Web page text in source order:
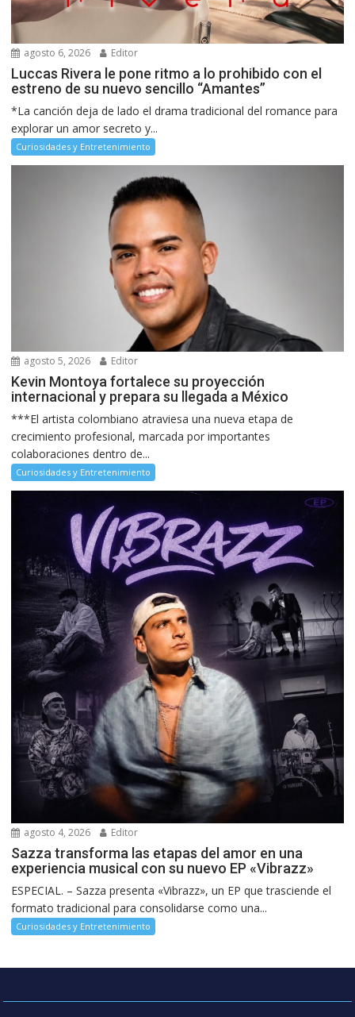
agosto 6, 2026 Editor
Luccas Rivera le pone ritmo a lo prohibido con el
estreno de su nuevo sencillo “Amantes”
*La canción deja de lado el drama tradicional del romance para
explorar un amor secreto y...
Curiosidades y Entretenimiento
agosto 5, 2026 Editor
Kevin Montoya fortalece su proyección
internacional y prepara su llegada a México
***El artista colombiano atraviesa una nueva etapa de
crecimiento profesional, marcada por importantes
colaboraciones dentro de...
Curiosidades y Entretenimiento
agosto 4, 2026 Editor
Sazza transforma las etapas del amor en una
experiencia musical con su nuevo EP «Vibrazz»
ESPECIAL. – Sazza presenta «Vibrazz», un EP que trasciende el
formato tradicional para consolidarse como una...
Curiosidades y Entretenimiento